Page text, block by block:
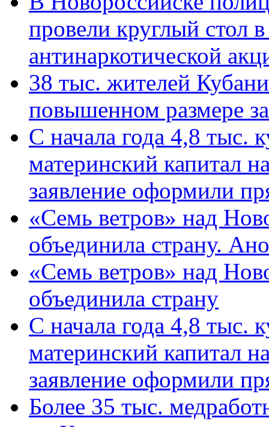
провели круглый стол
антинаркотической
38 тыс. жителей
повышенном размере
С начала года 4,8 тыс.
материнский капитал
заявление оформили
«Семь ветров» над
объединила страну.
«Семь ветров» над
объединила страну
С начала года 4,8 тыс.
материнский капитал
заявление оформили
Более 35 тыс.